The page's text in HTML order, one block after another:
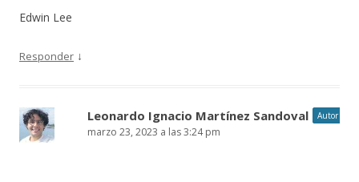
Edwin Lee
Responder ↓
Leonardo Ignacio Martínez Sandoval Autor
marzo 23, 2023 a las 3:24 pm